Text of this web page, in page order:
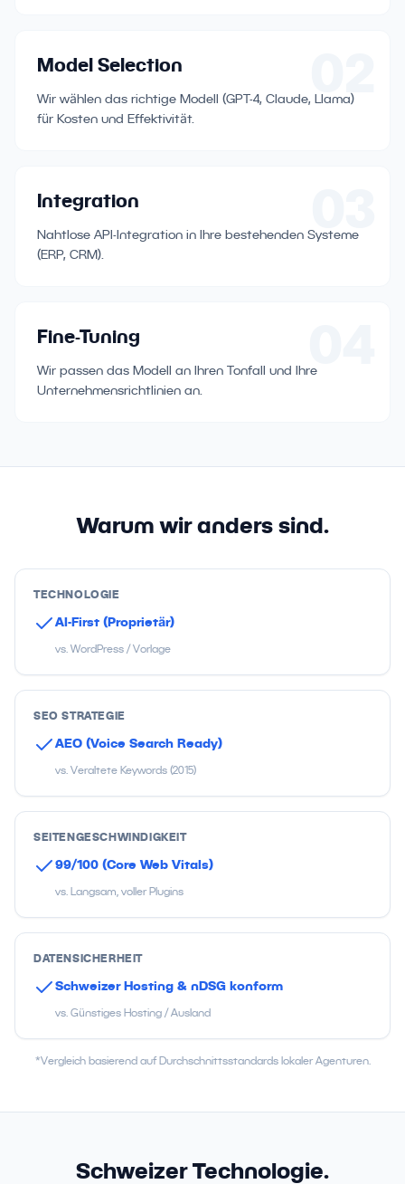
Model Selection
Wir wählen das richtige Modell (GPT-4, Claude, Llama)
für Kosten und Effektivität.
Integration
Nahtlose API-Integration in Ihre bestehenden Systeme
(ERP, CRM).
Fine-Tuning
Wir passen das Modell an Ihren Tonfall und Ihre
Unternehmensrichtlinien an.
Warum wir anders sind.
TECHNOLOGIE
AI-First (Proprietär)
vs. WordPress / Vorlage
SEO STRATEGIE
AEO (Voice Search Ready)
vs. Veraltete Keywords (2015)
SEITENGESCHWINDIGKEIT
99/100 (Core Web Vitals)
vs. Langsam, voller Plugins
DATENSICHERHEIT
Schweizer Hosting & nDSG konform
vs. Günstiges Hosting / Ausland
*Vergleich basierend auf Durchschnittsstandards lokaler Agenturen.
Schweizer Technologie.